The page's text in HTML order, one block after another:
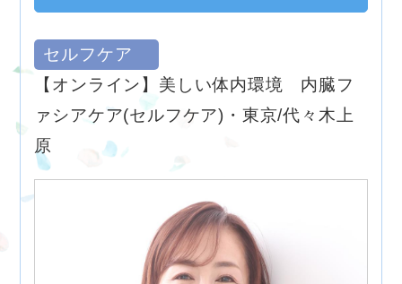
セルフケア
【オンライン】美しい体内環境 内臓フ
ァシアケア(セルフケア)・東京/代々木上
原